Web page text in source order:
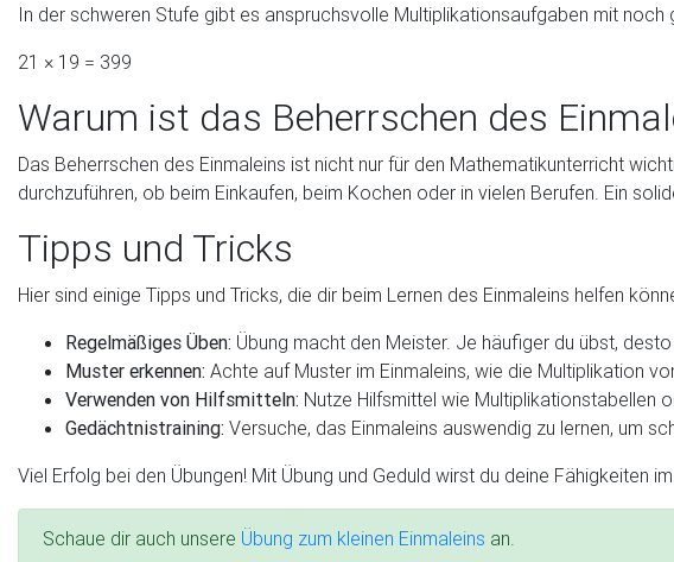
In der schweren Stufe gibt es anspruchsvolle Multiplikationsaufgaben mit noch
21 × 19 = 399
Warum ist das Beherrschen des
Das Beherrschen des Einmaleins ist nicht nur für den Mathematikunterricht
durchzuführen, ob beim Einkaufen, beim Kochen oder in vielen Berufen. Ein
Tipps und Tricks
Hier sind einige Tipps und Tricks, die dir beim Lernen des Einmaleins helfen
Regelmäßiges Üben: Übung macht den Meister. Je häufiger du übst,
Muster erkennen: Achte auf Muster im Einmaleins, wie die Multiplikation
Verwenden von Hilfsmitteln: Nutze Hilfsmittel wie Multiplikationstabellen
Gedächtnistraining: Versuche, das Einmaleins auswendig zu lernen, um
Viel Erfolg bei den Übungen! Mit Übung und Geduld wirst du deine Fähigkeiten
Schaue dir auch unsere Übung zum kleinen Einmaleins an.